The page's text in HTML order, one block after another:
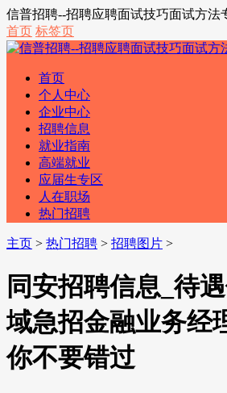
信普招聘--招聘应聘面试技巧面试方法
首页 标签页
首页
个人中心
企业中心
招聘信息
就业指南
高端就业
应届生专区
人在职场
热门招聘
主页 > 热门招聘 > 招聘图片 >
同安招聘信息_待
域急招金融业务经
你不要错过